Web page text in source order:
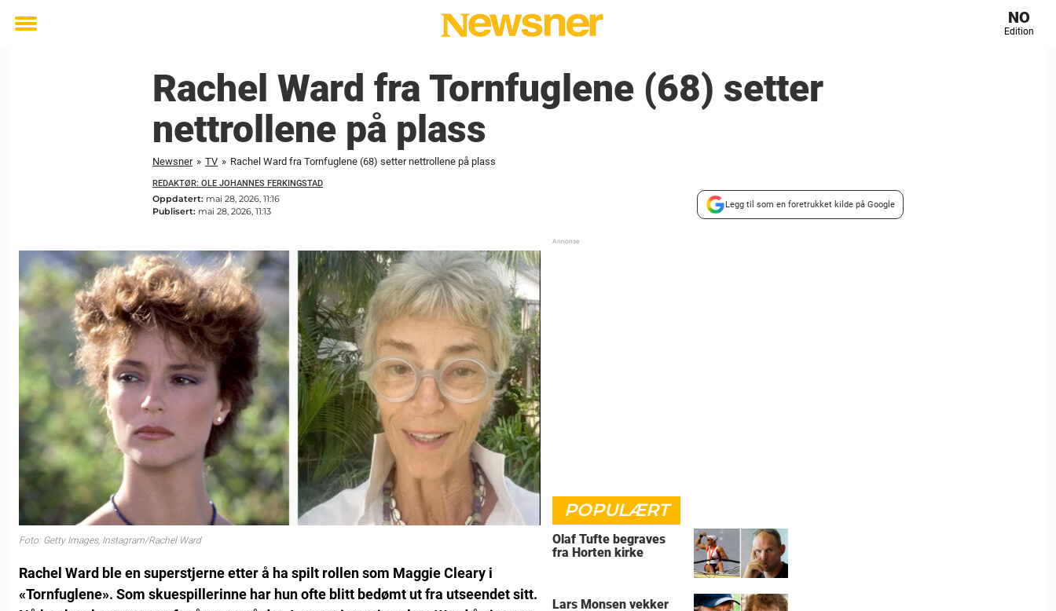
Toggle
NO
Edition
Rachel Ward fra Tornfuglene (68) setter
nettrollene på plass
Newsner » TV » Rachel Ward fra Tornfuglene (68) setter nettrollene på plass
REDAKTØR: OLE JOHANNES FERKINGSTAD
Oppdatert: mai 28, 2026, 11:16
Publisert: mai 28, 2026, 11:13
Legg til som en foretrukket kilde på Google
Foto: Getty Images, Instagram/Rachel Ward
Rachel Ward ble en superstjerne etter å ha spilt rollen som Maggie Cleary i
«Tornfuglene». Som skuespillerinne har hun ofte blitt bedømt ut fra utseendet sitt.
POPULÆRT
Olaf Tufte begraves
fra Horten kirke
Lars Monsen vekker